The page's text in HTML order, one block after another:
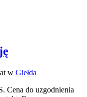
w Giełda
Cena do uzgodnienia